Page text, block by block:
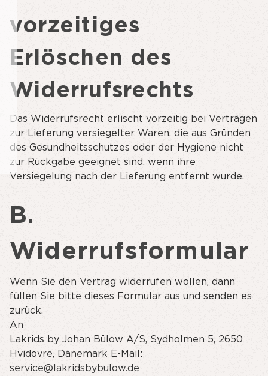
vorzeitiges
Erlöschen des
Widerrufsrechts
Das Widerrufsrecht erlischt vorzeitig bei Verträgen
zur Lieferung versiegelter Waren, die aus Gründen
des Gesundheitsschutzes oder der Hygiene nicht
zur Rückgabe geeignet sind, wenn ihre
Versiegelung nach der Lieferung entfernt wurde.
B.
Widerrufsformular
Wenn Sie den Vertrag widerrufen wollen, dann
füllen Sie bitte dieses Formular aus und senden es
zurück.
An
Lakrids by Johan Bülow A/S, Sydholmen 5, 2650
Hvidovre, Dänemark E-Mail:
service@lakridsbybulow.de